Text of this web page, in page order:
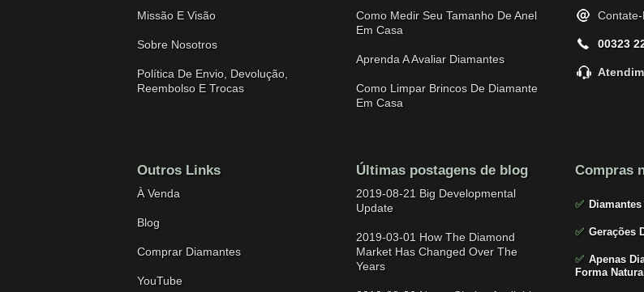
Missão E Visão
Sobre Nosotros
Política De Envio, Devolução,
Reembolso E Trocas
Como Medir Seu Tamanho De Anel
Em Casa
Aprenda A Avaliar Diamantes
Como Limpar Brincos De Diamante
Em Casa
00323
Outros Links
À Venda
Blog
Comprar Diamantes
YouTube
Últimas postagens de blog
2019-08-21 Big Developmental
Update
2019-03-01 How The Diamond
Market Has Changed Over The
Years
Compras
✅
✅ Gerações
✅ Apenas
Forma Natural